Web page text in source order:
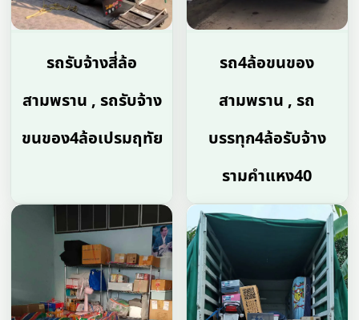
รถรับจ้างสี่ล้อ
สามพราน , รถรับจ้าง
ขนของ4ล้อเปรมฤทัย
รถ4ล้อขนของ
สามพราน , รถ
บรรทุก4ล้อรับจ้าง
รามคำแหง40